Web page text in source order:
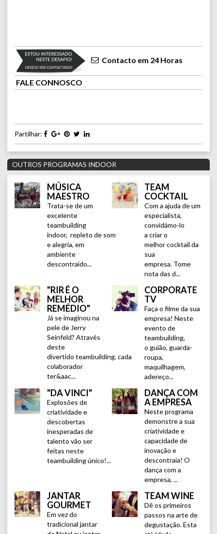
Contacto em 24 Horas
FALE CONNOSCO
Partilhar:
OUTROS PROGRAMAS INDOOR
MÚSICA
MAESTRO
Trata-se de um
excelente
teambuilding
indoor, repleto de som
e alegria, em
ambiente
descontraído...
TEAM
COCKTAIL
Com a ajuda de um
especialista,
convidámo-lo
a criar o
melhor cocktail da
sua
empresa. Tome
nota das d...
"RIR É O
MELHOR
REMÉDIO"
Já se imaginou na
pele de Jerry
Seinfeld? Através
deste
divertido teambuilding, cada
colaborador
ter&aac...
CORPORATE
TV
Faça o filme da sua
empresa! Neste
evento de
teambuilding,
o guião, guarda-
roupa,
maquilhagem,
adereço...
"DA VINCI"
Explosões de
criatividade e
descobertas
inesperadas de
talento vão ser
feitas neste
teambuilding único!...
DANÇA COM
A EMPRESA
Neste programa
demonstre a sua
criatividade e
capacidade de
inovação e
descontraia! O
dança com a
empresa, ...
JANTAR
GOURMET
Em vez do
tradicional jantar
TEAM WINE
Dê os primeiros
passos na arte de
degustação. Esta